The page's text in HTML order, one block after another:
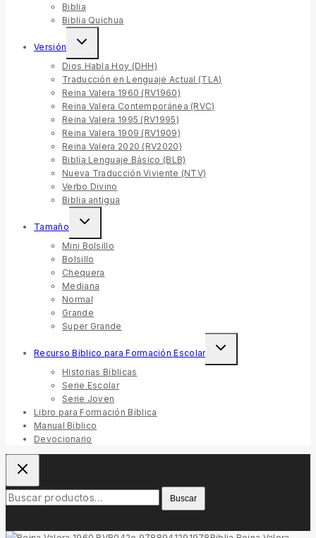
Biblia
Biblia Quichua
Versión
Toggle
menu
Dios Habla Hoy (DHH)
Traducción en Lenguaje Actual (TLA)
Reina Valera 1960 (RV1960)
Reina Valera Contemporánea (RVC)
Reina Valera 1995 (RV1995)
Reina Valera 1909 (RV1909)
Reina Valera 2020 (RV2020)
Biblia Lenguaje Básico (BLB)
Nueva Traducción Viviente (NTV)
Verbo Divino
Biblia antigua
Tamaño
Toggle
menu
Mini Bolsillo
Bolsillo
Chequera
Mediana
Normal
Grande
Super Grande
Recurso Bíblico para Formación Escolar
Toggle
menu
Historias Bíblicas
Serie Escolar
Serie Joven
Libro para Formación Bíblica
Manual Bíblico
Devocionario
Buscar
por:
Buscar